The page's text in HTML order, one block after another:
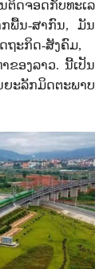
ຕິດຈອດກັບທະເລ
ກພື້ນ-ສາກົນ, ມັນ
ຖະກິດ-ສັງຄົມ,
ຂອງລາວ. ນີ້ເປັນ
ະລັກມິດຕະພາບ